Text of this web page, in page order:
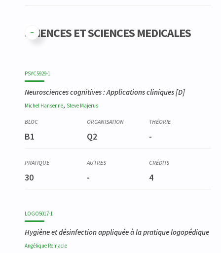
SCIENCES ET SCIENCES MEDICALES
PSYC5929-1
Neurosciences cognitives : Applications cliniques [D]
Michel Hansenne, Steve Majerus
B1 Q2 -
30 - 4
LOGO5017-1
Hygiène et désinfection appliquée à la pratique logopédique
Angélique Remacle